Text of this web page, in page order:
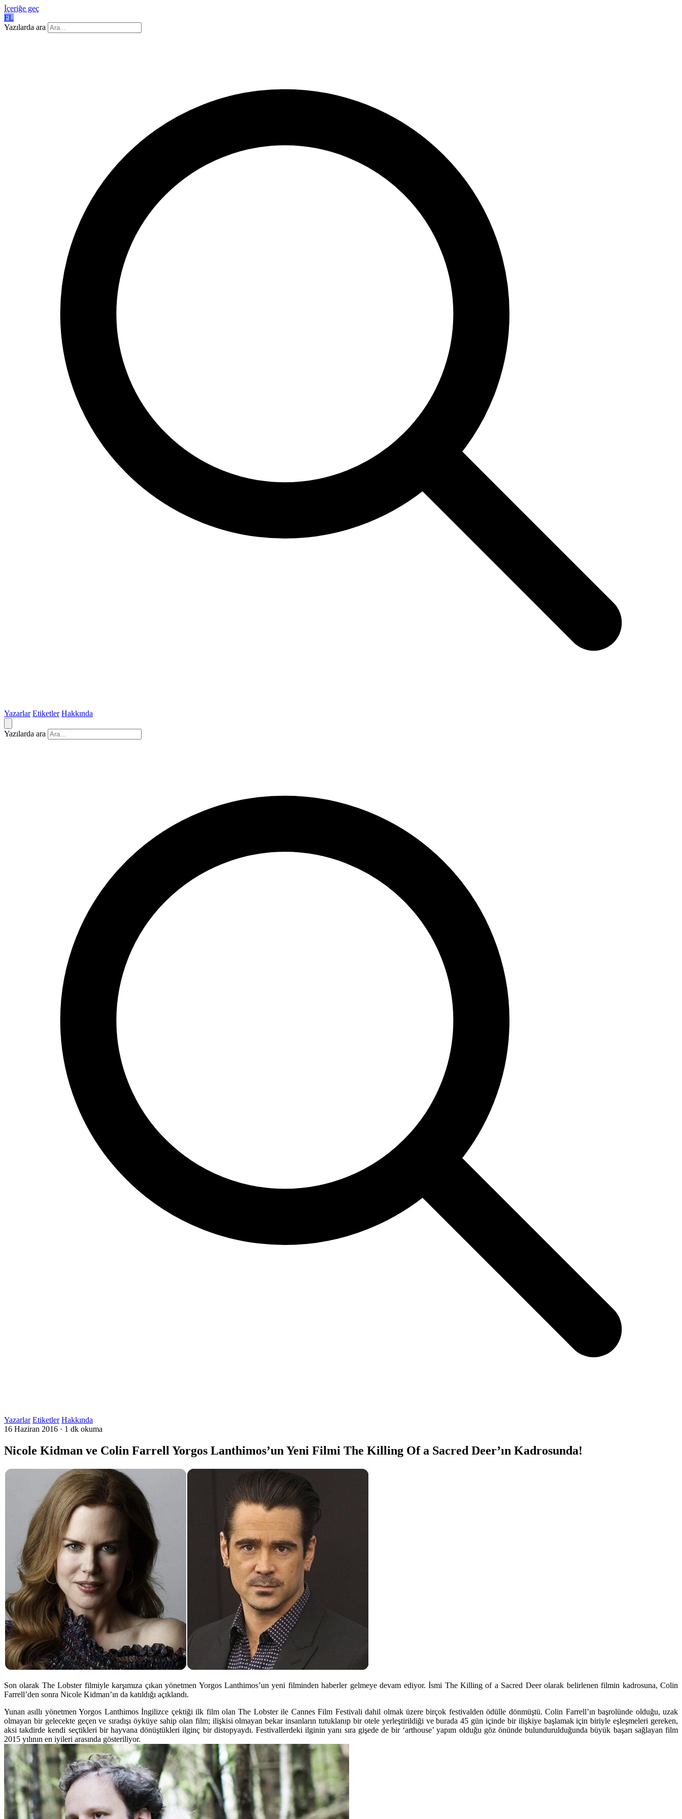
İçeriğe geç
FL
Yazılarda ara
Yazarlar Etiketler Hakkında
Yazılarda ara
Yazarlar Etiketler Hakkında
16 Haziran 2016 · 1 dk okuma
Nicole Kidman ve Colin Farrell Yorgos Lanthimos’un Yeni Filmi The Killing Of a Sacred Deer’ın Kadrosunda!
Son olarak The Lobster filmiyle karşımıza çıkan yönetmen Yorgos Lanthimos’un yeni filminden haberler gelmeye devam ediyor. İsmi The Killing of a Sacred Deer olarak belirlenen filmin kadrosuna, Colin
Farrell’den sonra Nicole Kidman’ın da katıldığı açıklandı.
Yunan asıllı yönetmen Yorgos Lanthimos İngilizce çektiği ilk film olan The Lobsterile Cannes Film Festivali dahil olmak üzere birçok festivalden ödülle dönmüştü. Colin Farrell’ın başrolünde olduğu, uzak
olmayan bir gelecekte geçen ve sıradışı öyküye sahip olan film; ilişkisi olmayan bekar insanların tutuklanıp bir otele yerleştirildiği ve burada 45 gün içinde bir ilişkiye başlamak için biriyle eşleşmeleri gereken,
aksi takdirde kendi seçtikleri bir hayvana dönüştükleri ilginç bir distopyaydı. Festivallerdeki ilginin yanı sıra gişede de bir ‘arthouse’ yapım olduğu göz önünde bulundurulduğunda büyük başarı sağlayan film
2015 yılının en iyileri arasında gösteriliyor.